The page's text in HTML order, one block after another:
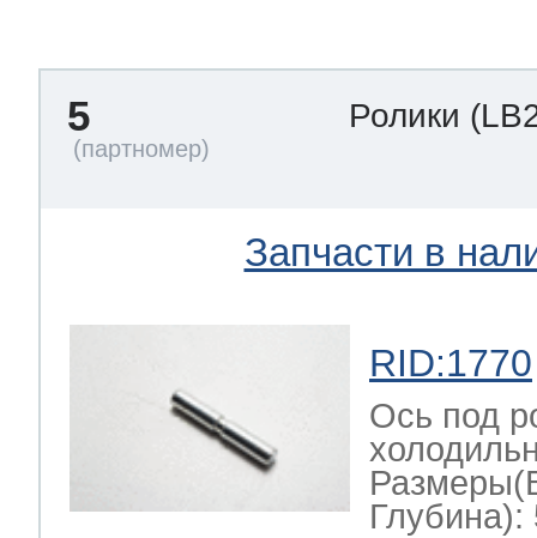
5 Ролики
Запчасти в
RID:1770
Ось под
Глубина):